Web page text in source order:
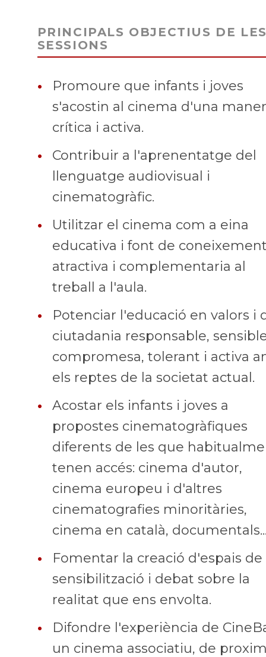
PRINCIPALS OBJECTIUS DE
SESSIONS
•
Promoure que infants i joves
s'acostin al cinema d'una
crítica i activa.
•
Contribuir a l'aprenentatge del
llenguatge audiovisual i
cinematogràfic.
•
Utilitzar el cinema com a eina
educativa i font de
atractiva i complementaria al
treball a l'aula.
•
Potenciar l'educació en valors i
ciutadania responsable,
compromesa, tolerant i activa
els reptes de la societat actual.
•
Acostar els infants i joves a
propostes cinematogràfiques
diferents de les que
tenen accés: cinema d'autor,
cinema europeu i d'altres
cinematografies mino­ritàries,
cinema en català,
•
Fomentar la creació d'espais de
sensibilització i debat sobre la
realitat que ens envolta.
•
Difondre l'experiència de
un cinema associatiu, de